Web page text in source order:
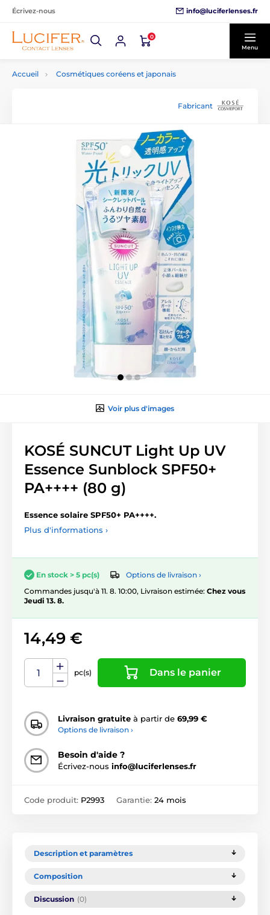
Écrivez-nous info@luciferlenses.fr
0
Menu
Accueil Cosmétiques coréens et japonais
Fabricant
Voir plus d'images
KOSÉ SUNCUT Light Up UV
Essence Sunblock SPF50+
PA++++ (80 g)
Essence solaire SPF50+ PA++++.
Plus d'informations ›
En stock > 5 pc(s)
Options de livraison ›
Commandes jusqu'à 11. 8. 10:00, Livraison estimée: Chez vous
Jeudi 13. 8.
14,49 €
pc(s) Dans le panier
Livraison gratuite à partir de 69,99 €
Options de livraison ›
Besoin d'aide ?
Écrivez-nous info@luciferlenses.fr
Code produit: P2993 Garantie: 24 mois
Description et paramètres
Composition
Discussion (0)